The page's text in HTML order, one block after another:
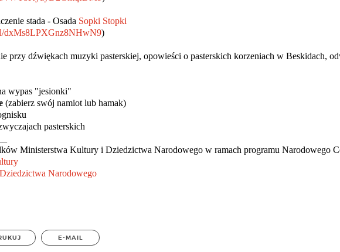
stada - Osada Sopki Stopki
dxMs8LPXGnz8NHwN9)
przy dźwiękach muzyki pasterskiej, opowieści o pasterskich korzeniach w Beskidach,
wypas "jesionki"
(zabierz swój namiot lub hamak)
pasterskich
Ministerstwa Kultury i Dziedzictwa Narodowego w ramach programu Narodowego
Narodowego
E-MAIL